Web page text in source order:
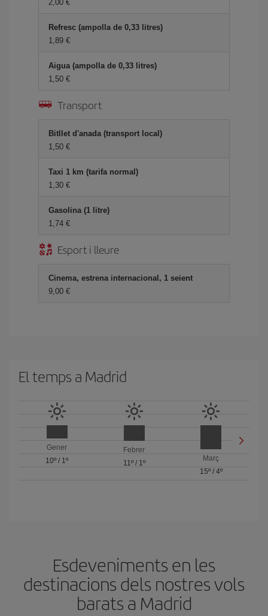
2,00
Refresc (ampolla de 0,33 litres)
1,89
Aigua (ampolla de 0,33 litres)
1,50
Transport
Bitllet d'anada (transport local)
1,50
Taxi 1 km (tarifa normal)
1,30
Gasolina (1 litre)
1,74
Esport i lleure
Cinema, estrena internacional, 1 seient
9,00
El temps a Madrid
Gener
10º / 1º
Febrer
11º/ 1º
Març
15º/ 4º
Esdeveniments en les
destinacions dels nostres vols
barats a Madrid